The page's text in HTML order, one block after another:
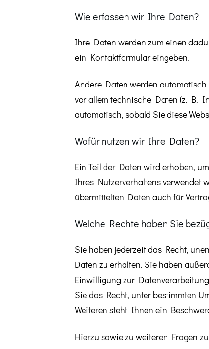
Wie erfassen wir Ihre Daten?
Ihre Daten werden zum einen
ein Kontaktformular eingeben.
Andere Daten werden
vor allem technische Daten (z. B.
automatisch, sobald Sie diese
Wofür nutzen wir Ihre Daten?
Ein Teil der Daten wird erhoben,
Ihres Nutzerverhaltens verwendet
übermittelten Daten auch für
Welche Rechte haben Sie
Sie haben jederzeit das Recht,
Daten zu erhalten. Sie haben
Einwilligung zur
Sie das Recht, unter bestimmten
Weiteren steht Ihnen ein
Hierzu sowie zu weiteren Fragen